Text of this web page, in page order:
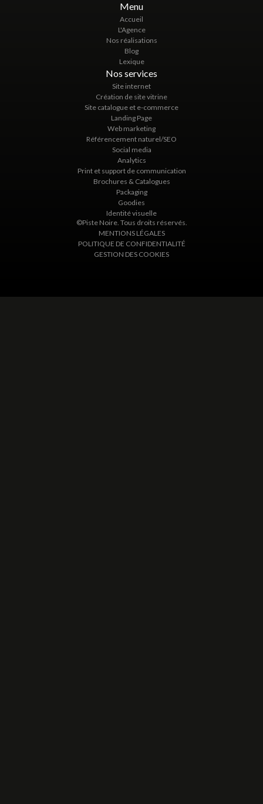
Menu
Accueil
L'Agence
Nos réalisations
Blog
Lexique
Nos services
Site internet
Création de site vitrine
Site catalogue et e-commerce
Landing Page
Web marketing
Référencement naturel/SEO
Social media
Analytics
Print et support de communication
Brochures & Catalogues
Packaging
Goodies
Identité visuelle
©Piste Noire. Tous droits réservés.
MENTIONS LÉGALES
POLITIQUE DE CONFIDENTIALITÉ
GESTION DES COOKIES